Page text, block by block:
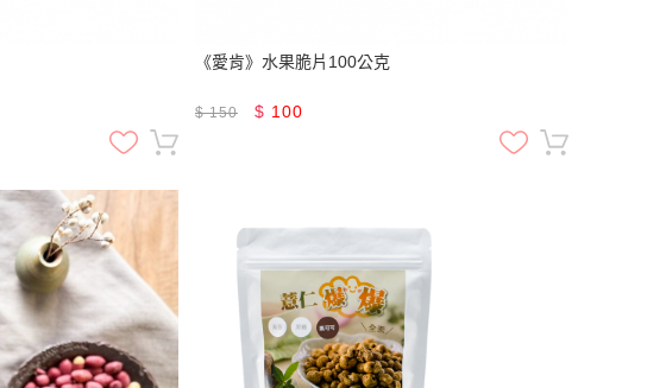
《愛肯》水果脆片100公克
$150 $ 100